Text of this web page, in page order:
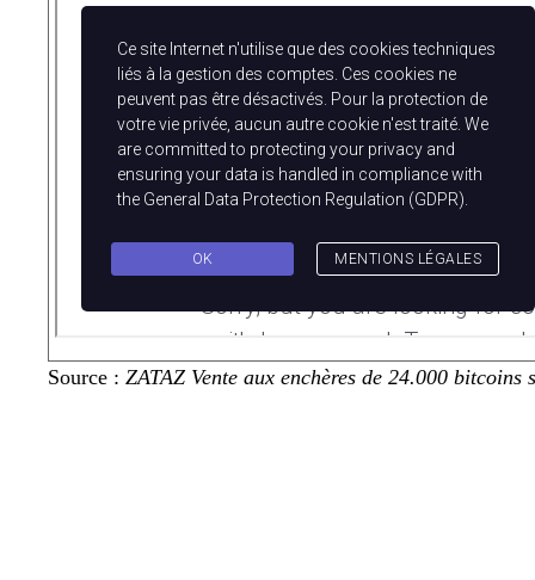
Source : ZATAZ Vente aux enchères de 24.000